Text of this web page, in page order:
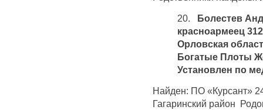
20. Болестев
красноармеец
Орловская
Богатые Плоты
Установлен по
Найден: ПО «Курсант»
Гагаринский район